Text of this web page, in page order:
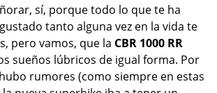
sí, porque todo lo que te ha
tanto alguna vez en la vida te
pero vamos, que la CBR 1000 RR
sueños lúbricos de igual forma. Por
rumores (como siempre en estas